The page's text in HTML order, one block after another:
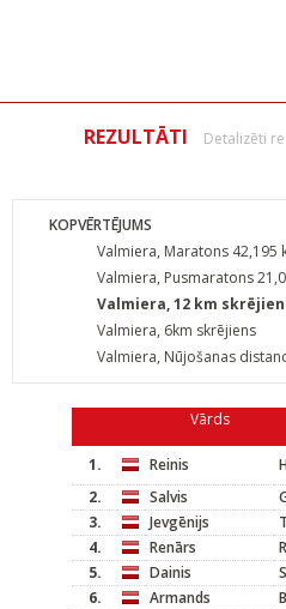
REZULTĀTI Detalizēti
KOPVĒRTĒJUMS
Valmiera, Maratons 42,195
Valmiera, Pusmaratons
Valmiera, 12 km
Valmiera, 6km skrējiens
Valmiera, Nūjošanas
Vārds
1. Reinis
2.
Salvis
3.
Jevgēnijs
4.
Renārs
5.
Dainis
6.
Armands